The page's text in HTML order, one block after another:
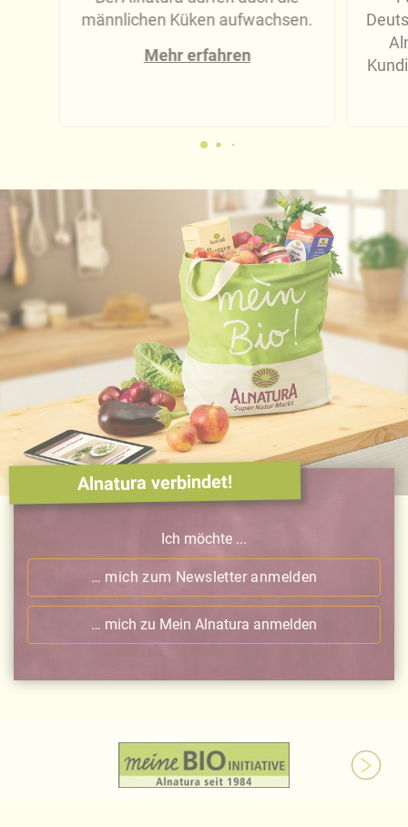
männlichen Küken aufwachsen.
Mehr erfahren
Alnatura verbindet!
Ich möchte ...
… mich zum Newsletter anmelden
… mich zu Mein Alnatura anmelden